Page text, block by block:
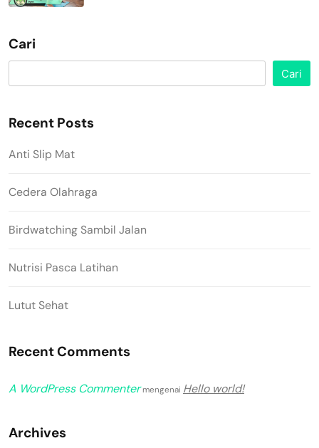
Cari
Cari
Recent Posts
Anti Slip Mat
Cedera Olahraga
Birdwatching Sambil Jalan
Nutrisi Pasca Latihan
Lutut Sehat
Recent Comments
A WordPress Commentermengenai Hello world!
Archives